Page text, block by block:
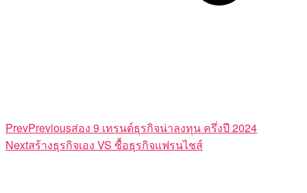
PrevPreviousส่อง 9 เทรนด์ธุรกิจน่าลงทุน ครึ่งปี 2024
Nextสร้างธุรกิจเอง VS ซื้อธุรกิจแฟรนไชส์